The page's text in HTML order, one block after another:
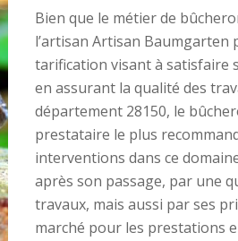
Bien que le métier de
l’artisan Artisan
tarification visant à satisfaire
en assurant la qualité des
département 28150, le
prestataire le plus
interventions dans ce
après son passage, par une
travaux, mais aussi par ses
marché pour les prestations